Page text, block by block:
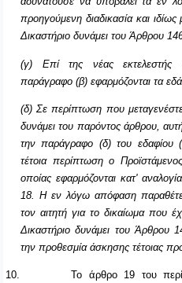
προηγούμενη διαδικασία και
Δικαστήριο δυνάμει του Άρθρου
(γ) Επί της νέας εκτελεστής
παράγραφο (β) εφαρμόζονται τα
(δ) Σε περίπτωση που
δυνάμει του παρόντος άρθρου,
την παράγραφο (δ) του εδαφίου
τέτοια περίπτωση ο
οποίας εφαρμόζονται κατ'
18. Η εν λόγω απόφαση παραθέτει
τον αιτητή για το δικαίωμα που
Δικαστήριο δυνάμει του Άρθρου
την προθεσμία άσκησης τέτοιας
10.
Το άρθρο 19 του